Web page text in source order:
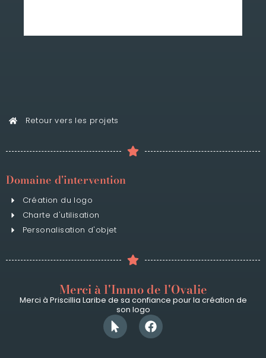
Retour vers les projets
Domaine d'intervention
Création du logo
Charte d'utilisation
Personalisation d'objet
Merci à l'Immo de l'Ovalie
Merci à Priscillia Laribe de sa confiance pour la création de
son logo